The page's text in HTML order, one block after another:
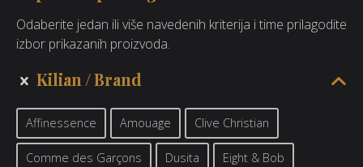
Odaberite jedan ili više navedenih kriterija i time prilagodite
izbor prikazanih proizvoda.
Kilian Brand
Affinessence Amouage Clive Christian
Comme des Garçons Dusita Eight & Bob